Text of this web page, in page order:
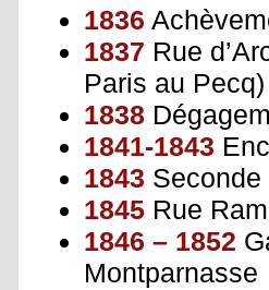
1836
1837 Rue
Paris au Pecq)
1838
1841-1843
1843
1845 Rue
1846 – 1852
Montparnasse